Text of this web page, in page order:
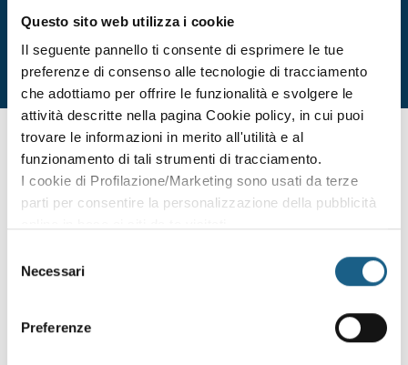
Questo sito web utilizza i cookie
Il seguente pannello ti consente di esprimere le tue
preferenze di consenso alle tecnologie di tracciamento
che adottiamo per offrire le funzionalità e svolgere le
attività descritte nella pagina Cookie policy, in cui puoi
trovare le informazioni in merito all'utilità e al
funzionamento di tali strumenti di tracciamento.
I cookie di Profilazione/Marketing sono usati da terze
parti per consentire la personalizzazione della pubblicità
qualsiasi momento. Consulta anche la nostra Privacy
delNecessari
Preferenze
non hai trovato ciò che ti interessa? sei interessato
ad altre date o sedi?
Lascia i tuoi dati e ti contatteremo per segnalarti le nuove
edizioni dei corsi.
RAGIONE SOCIALE
PIVA / CODICE FISCALE